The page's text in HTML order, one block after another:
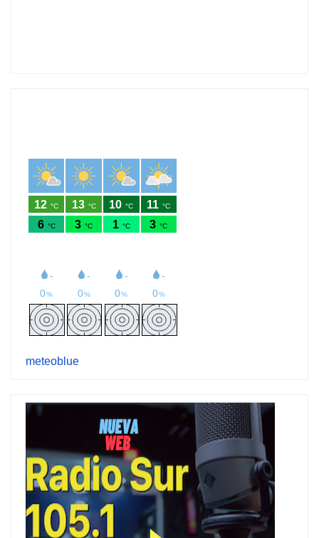
meteoblue